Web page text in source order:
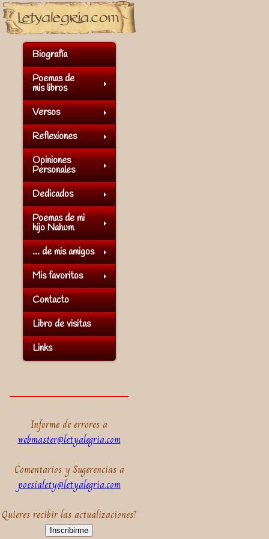
Biografía
Poemas de
mis libros
Versos
Reflexiones
Opiniones
Personales
Dedicados
Poemas de mi
hijo Nahum
... de mis amigos
Mis favoritos
Contacto
Libro de visitas
Links
Informe de errores a
webmaster@letyalegria.com
Comentarios y Sugerencias a
poesialety@letyalegria.com
Quieres recibir las actualizaciones?
Inscribirme